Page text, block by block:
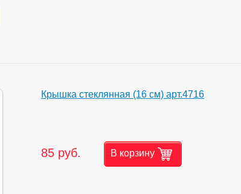
Крышка стеклянная (16 см) арт.4716
85 руб. В корзину